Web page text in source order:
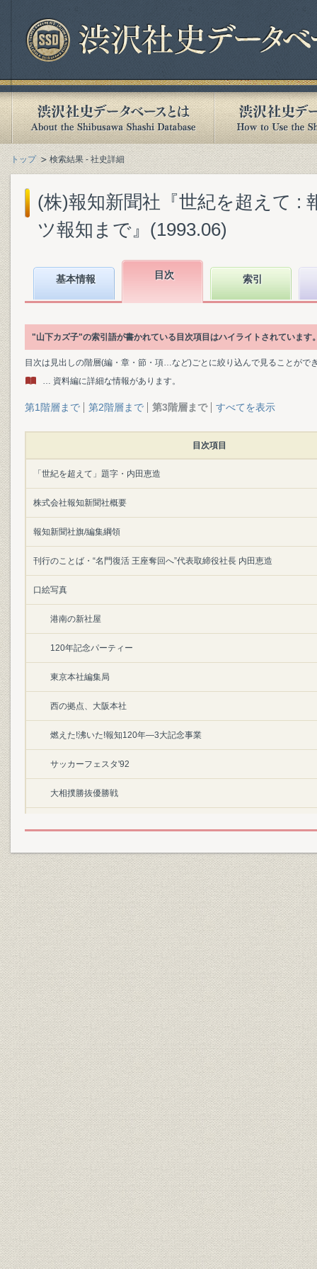
トップ 検索結果 - 社史詳細
(株)報知新聞社『世紀を超えて :
ツ報知まで』(1993.06)
基本情報 目次 索引
"山下カズ子"の索引語が書かれている目次項目はハイライトされています
目次は見出しの階層(編・章・節・項…など)ごとに絞り込んで見ることがで
… 資料編に詳細な情報があります。
第1階層まで 第2階層まで 第3階層まで すべてを表示
目次項目
「世紀を超えて」題字・内田恵造
株式会社報知新聞社概要
報知新聞社旗/編集綱領
刊行のことば・“名門復活 王座奪回へ”代表取締役社長 内田恵造
口絵写真
港南の新社屋
120年記念パーティー
東京本社編集局
西の拠点、大阪本社
燃えた!沸いた!報知120年―3大記念事業
サッカーフェスタ'92
大相撲勝抜優勝戦
25万人が走った―青梅報知マラソン
燦と輝け新生巨人、長嶋監督・長鴫一茂・松井秀喜
爆発!ヤングパワー
'92報知プロスポーツ大賞受賞者
激撮!五輪の青春
東京
冬季札幌
ロサンゼルス
バルセロナ
冬季アルベールビル
カメラアイ―スポーツ・芸能・報知報道写真集(昭和27年~39年)
カメラアイ(昭和40年~49年)
カメラアイ(昭和50年~59年)
カメラアイ(昭和60年~平成3年)
カメラアイ(平成4年~5年)